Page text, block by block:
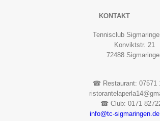
KONTAKT
Tennisclub
Konviktstr. 21
72488
☎︎ Restaurant: 07571
☎︎ Club: 0171
info@tc-sigmaringen.de